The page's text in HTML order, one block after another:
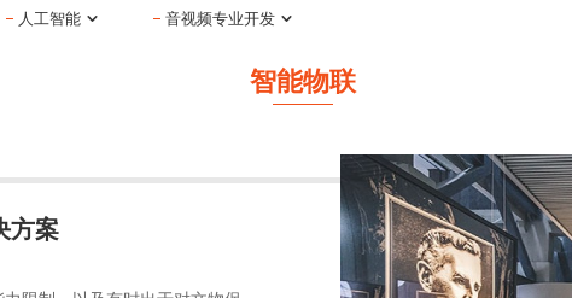
人工智能 音视频专业开发
智能物联
方案